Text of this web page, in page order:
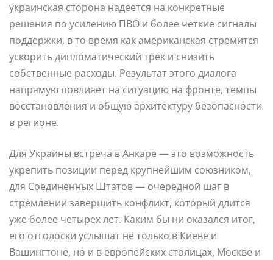
украинская сторона надеется на конкретные
решения по усилению ПВО и более четкие сигналы
поддержки, в то время как американская стремится
ускорить дипломатический трек и снизить
собственные расходы. Результат этого диалога
напрямую повлияет на ситуацию на фронте, темпы
восстановления и общую архитектуру безопасности
в регионе.
Для Украины встреча в Анкаре — это возможность
укрепить позиции перед крупнейшим союзником,
для Соединенных Штатов — очередной шаг в
стремлении завершить конфликт, который длится
уже более четырех лет. Каким бы ни оказался итог,
его отголоски услышат не только в Киеве и
Вашингтоне, но и в европейских столицах, Москве и